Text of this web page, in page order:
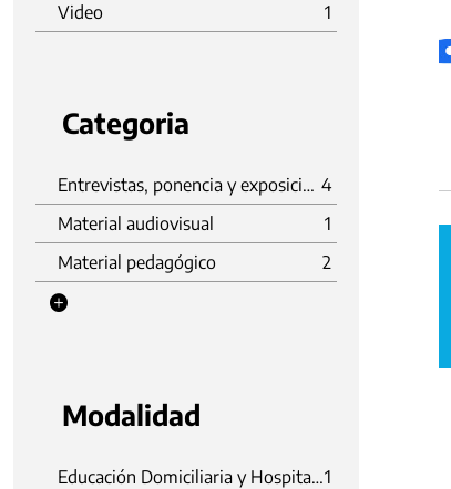
Video
1
Categoria
Entrevistas, ponencia y exposición 4
Material audiovisual
1
Material pedagógico
2
Modalidad
Educación Domiciliaria y Hospitalaria1